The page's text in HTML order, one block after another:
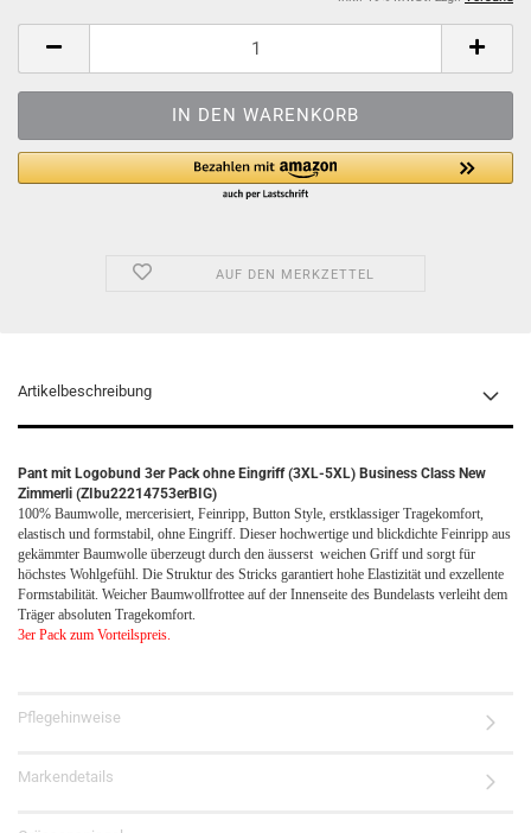
AUF DEN MERKZETTEL
Artikelbeschreibung
Pant mit Logobund 3er Pack ohne Eingriff (3XL-5XL) Business Class New
Zimmerli (ZIbu22214753erBIG)
100% Baumwolle, mercerisiert, Feinripp, Button Style, erstklassiger Tragekomfort,
elastisch und formstabil, ohne Eingriff. Dieser hochwertige und blickdichte Feinripp aus
gekämmter Baumwolle überzeugt durch den äusserst weichen Griff und sorgt für
höchstes Wohlgefühl. Die Struktur des Stricks garantiert hohe Elastizität und exzellente
Formstabilität. Weicher Baumwollfrottee auf der Innenseite des Bundelasts verleiht dem
Träger absoluten Tragekomfort.
3er Pack zum Vorteilspreis.
Pflegehinweise
Markendetails